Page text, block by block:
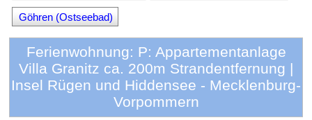
Göhren (Ostseebad)
Ferienwohnung: P: Appartementanlage
Villa Granitz ca. 200m Strandentfernung |
Insel Rügen und Hiddensee - Mecklenburg-
Vorpommern